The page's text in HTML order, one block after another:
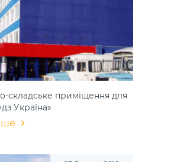
складське приміщення для
Україна»